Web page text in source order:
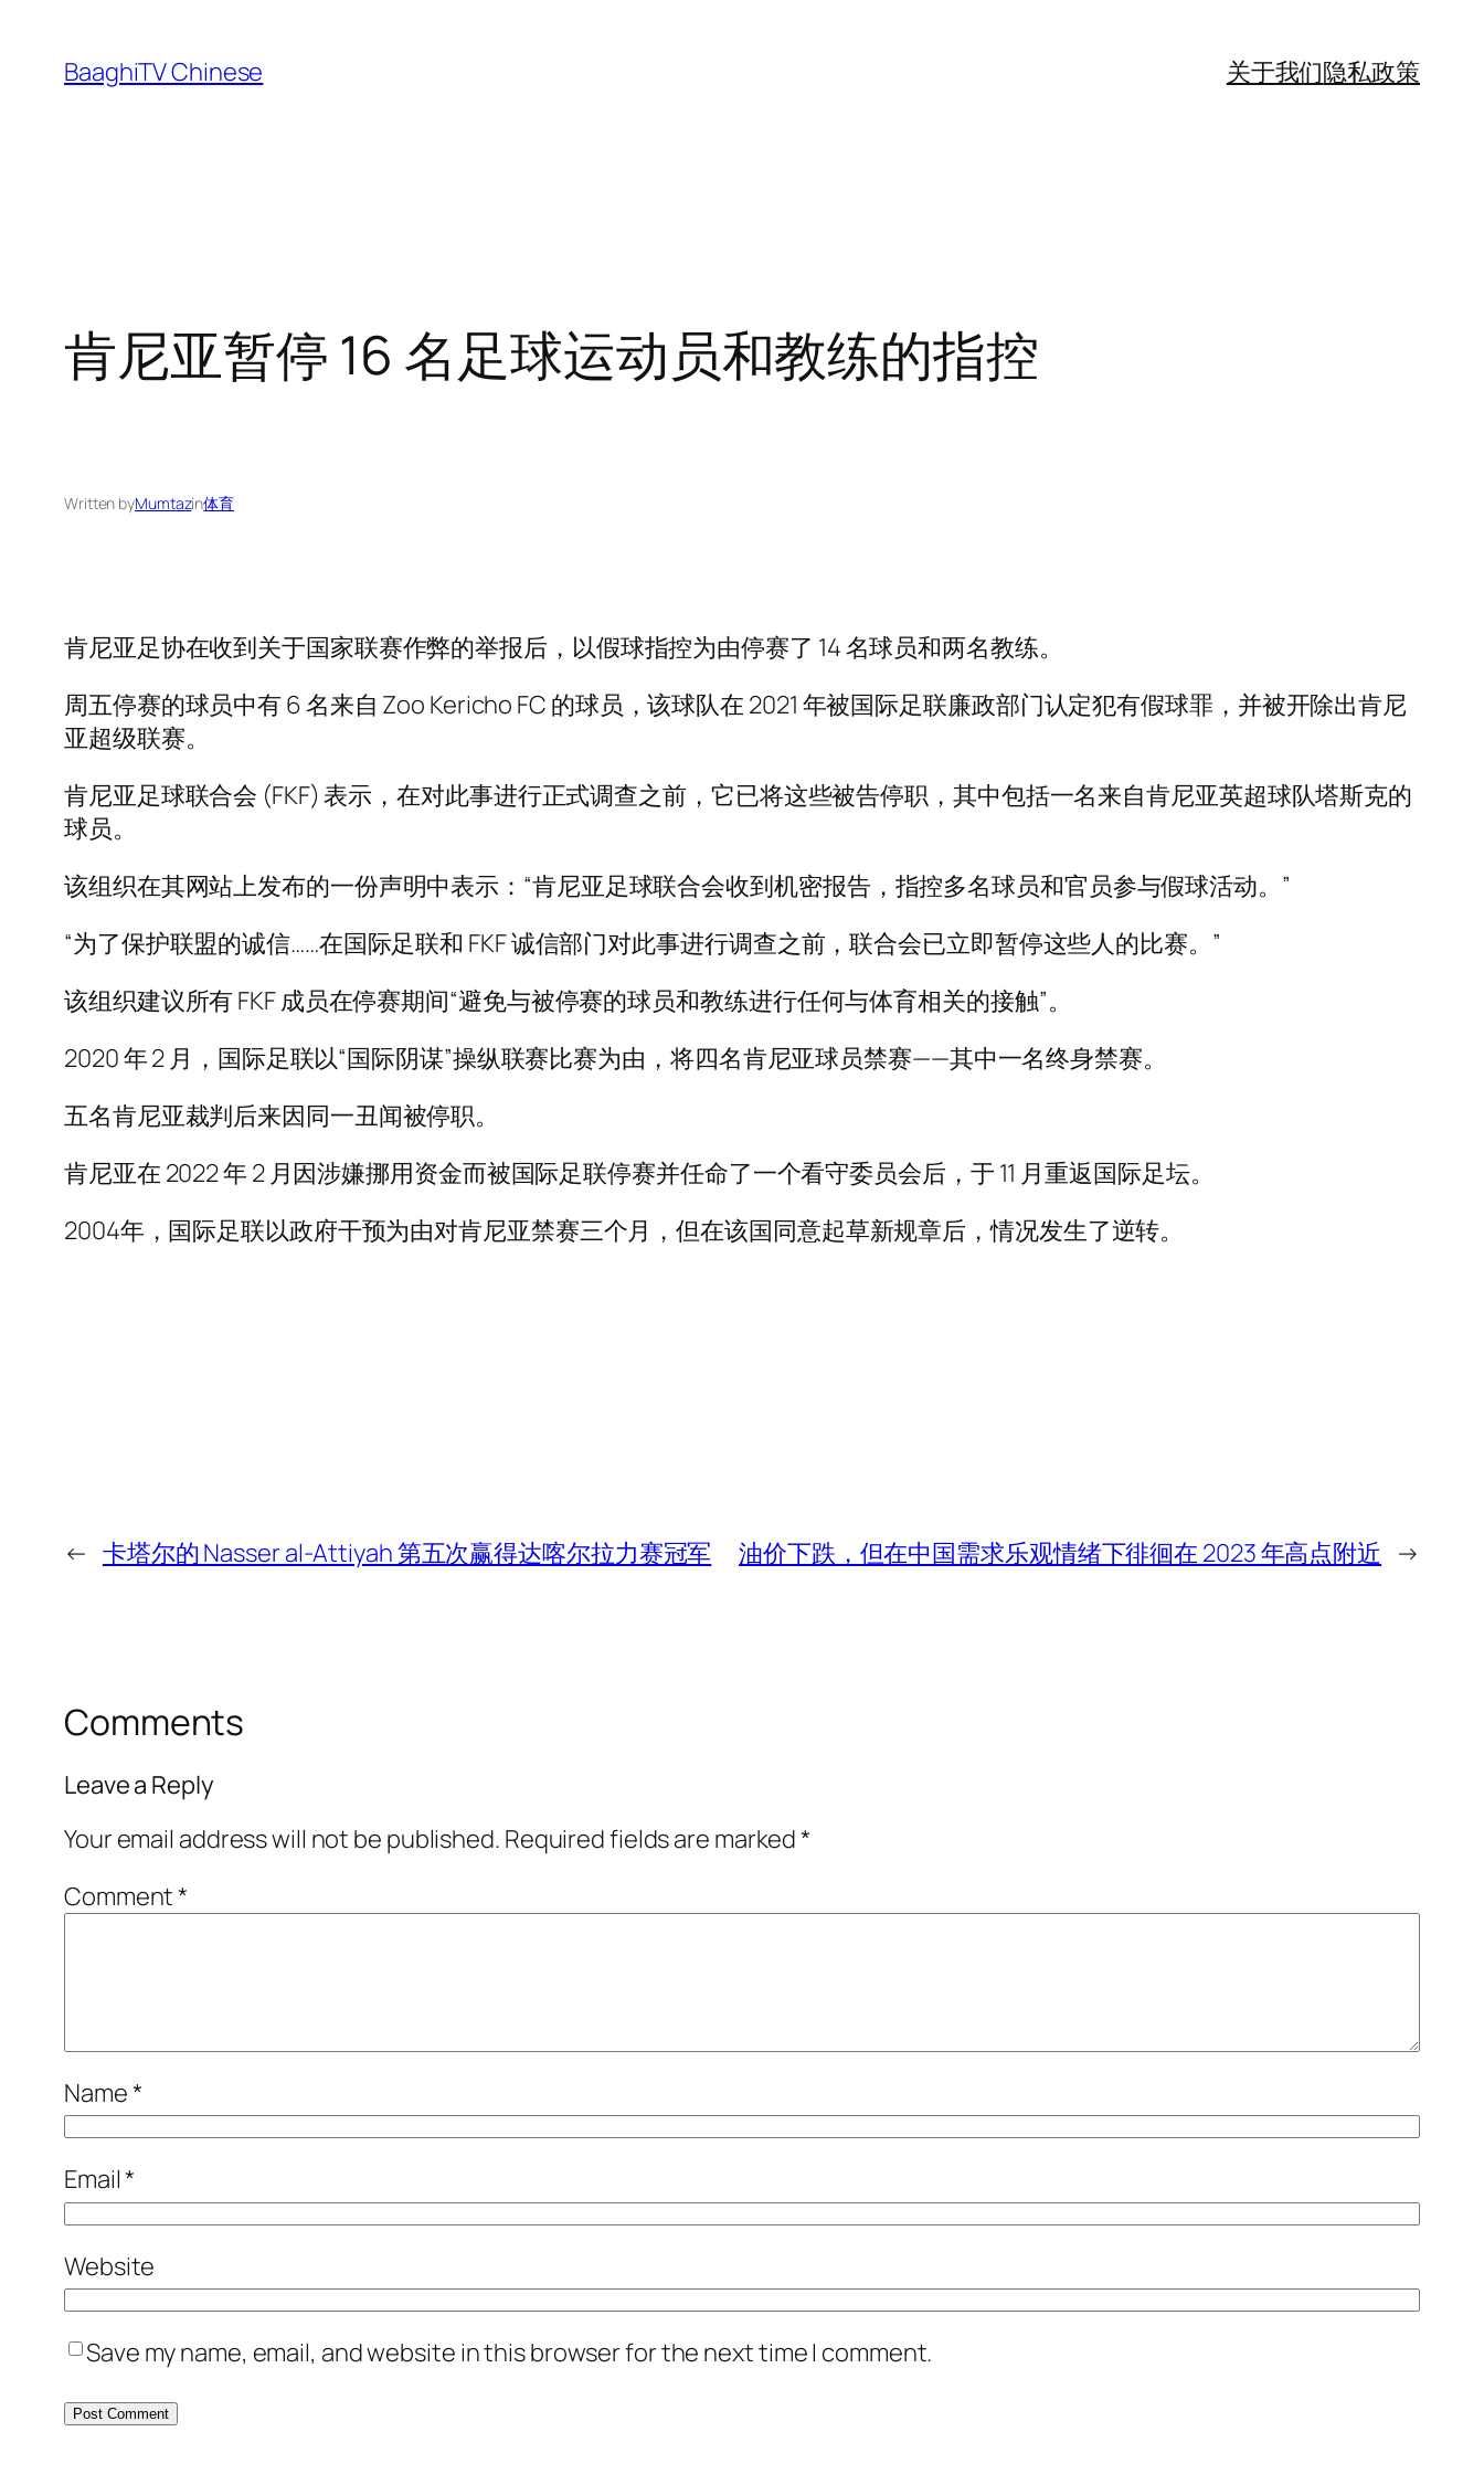
content
BaaghiTV Chinese 关于我们隐私政策
肯尼亚暂停 16 名足球运动员和教练的指控
Written byMumtazin体育
肯尼亚足协在收到关于国家联赛作弊的举报后，以假球指控为由停赛了 14 名球员和两名教练。
周五停赛的球员中有 6 名来自 Zoo Kericho FC 的球员，该球队在 2021 年被国际足联廉政部门认定犯有假球罪，并被开除出肯尼
亚超级联赛。
肯尼亚足球联合会 (FKF) 表示，在对此事进行正式调查之前，它已将这些被告停职，其中包括一名来自肯尼亚英超球队塔斯克的
球员。
该组织在其网站上发布的一份声明中表示：“肯尼亚足球联合会收到机密报告，指控多名球员和官员参与假球活动。”
“为了保护联盟的诚信……在国际足联和 FKF 诚信部门对此事进行调查之前，联合会已立即暂停这些人的比赛。”
该组织建议所有 FKF 成员在停赛期间“避免与被停赛的球员和教练进行任何与体育相关的接触”。
2020 年 2 月，国际足联以“国际阴谋”操纵联赛比赛为由，将四名肯尼亚球员禁赛——其中一名终身禁赛。
五名肯尼亚裁判后来因同一丑闻被停职。
肯尼亚在 2022 年 2 月因涉嫌挪用资金而被国际足联停赛并任命了一个看守委员会后，于 11 月重返国际足坛。
2004年，国际足联以政府干预为由对肯尼亚禁赛三个月，但在该国同意起草新规章后，情况发生了逆转。
← 卡塔尔的 Nasser al-Attiyah 第五次赢得达喀尔拉力赛冠军 油价下跌，但在中国需求乐观情绪下徘徊在 2023 年高点附近 →
Comments
Leave a Reply
Your email address will not be published. Required fields are marked*
Comment*
Name*
Email*
Website
Save my name, email, and website in this browser for the next time I comment.